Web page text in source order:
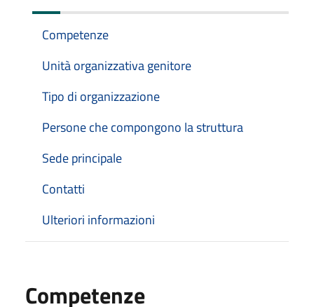
Competenze
Unità organizzativa genitore
Tipo di organizzazione
Persone che compongono la struttura
Sede principale
Contatti
Ulteriori informazioni
Competenze